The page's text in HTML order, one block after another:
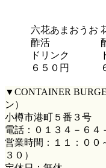
六花あまおうお
酢活
ドリンク
６５０円
▼CONTAINER
ン）
小樽市港町５番３号
電話：０１３４－６４
営業時間：１１：００
３０）